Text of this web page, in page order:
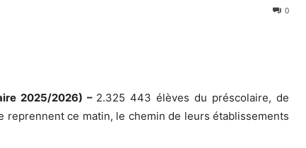
0
2025/2026) – 2.325 443 élèves du préscolaire, de
reprennent ce matin, le chemin de leurs établissements